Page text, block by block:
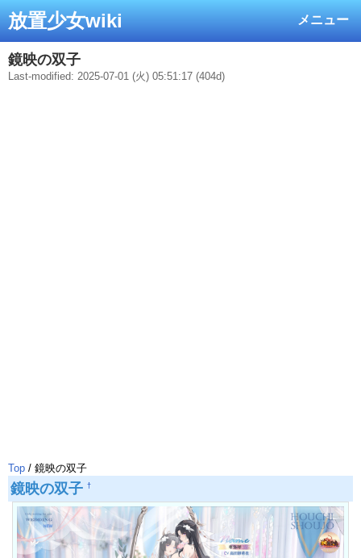
メニュー
放置少女wiki
鏡映の双子
Last-modified: 2025-07-01 (火) 05:51:17 (404d)
Top / 鏡映の双子
鏡映の双子 †